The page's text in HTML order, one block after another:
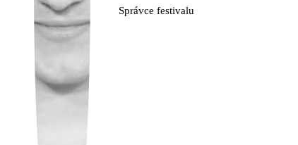
Správce festivalu